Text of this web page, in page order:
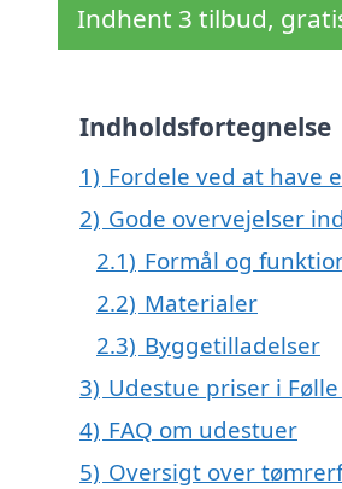
Indhent 3 tilbud,
Indholdsfortegnelse
1) Fordele ved at have
2) Gode overvejelser
2.1) Formål og
2.2) Materialer
2.3) Byggetilladelser
3) Udestue priser i
4) FAQ om udestuer
5) Oversigt over